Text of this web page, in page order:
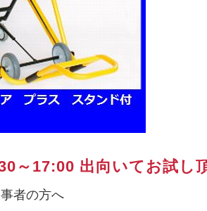
～17:00 出向いてお試
者の方へ